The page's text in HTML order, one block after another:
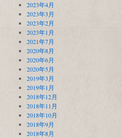
2023年4月
2023年3月
2023年2月
2023年1月
2021年7月
2020年8月
2020年6月
2020年5月
2019年3月
2019年1月
2018年12月
2018年11月
2018年10月
2018年9月
2018年8月